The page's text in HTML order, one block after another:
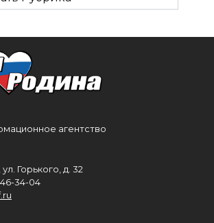
агентство
Горького, д. 32
34-04